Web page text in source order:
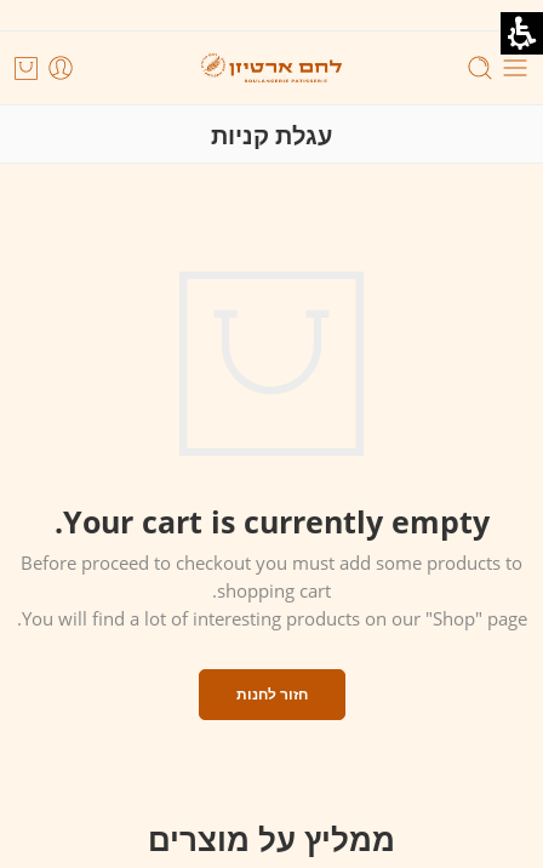
עגלת קניות
Your cart is currently empty.
Before proceed to checkout you must add some products to
shopping cart.
You will find a lot of interesting products on our "Shop" page.
חזור לחנות
ממליץ על מוצרים